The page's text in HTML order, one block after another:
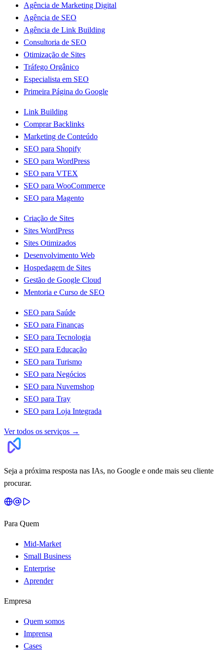
Agência de Marketing Digital
Agência de SEO
Agência de Link Building
Consultoria de SEO
Otimização de Sites
Tráfego Orgânico
Especialista em SEO
Primeira Página do Google
Link Building
Comprar Backlinks
Marketing de Conteúdo
SEO para Shopify
SEO para WordPress
SEO para VTEX
SEO para WooCommerce
SEO para Magento
Criação de Sites
Sites WordPress
Sites Otimizados
Desenvolvimento Web
Hospedagem de Sites
Gestão de Google Cloud
Mentoria e Curso de SEO
SEO para Saúde
SEO para Finanças
SEO para Tecnologia
SEO para Educação
SEO para Turismo
SEO para Negócios
SEO para Nuvemshop
SEO para Tray
SEO para Loja Integrada
Ver todos os serviços →
Seja a próxima resposta nas IAs, no Google e onde mais seu cliente
procurar.
Para Quem
Mid-Market
Small Business
Enterprise
Aprender
Empresa
Quem somos
Imprensa
Cases